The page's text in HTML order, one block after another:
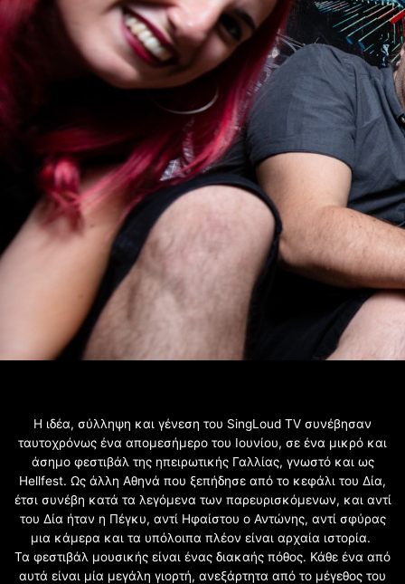
Η ιδέα, σύλληψη και γένεση του SingLoud TV συνέβησαν
ταυτοχρόνως ένα απομεσήμερο του Ιουνίου, σε ένα μικρό και
άσημο φεστιβάλ της ηπειρωτικής Γαλλίας, γνωστό και ως
Hellfest. Ως άλλη Αθηνά που ξεπήδησε από το κεφάλι του Δία,
έτσι συνέβη κατά τα λεγόμενα των παρευρισκόμενων, και αντί
του Δία ήταν η Πέγκυ, αντί Ηφαίστου ο Αντώνης, αντί σφύρας
μια κάμερα και τα υπόλοιπα πλέον είναι αρχαία ιστορία.
Τα φεστιβάλ μουσικής είναι ένας διακαής πόθος. Κάθε ένα από
αυτά είναι μία μεγάλη γιορτή, ανεξάρτητα από το μέγεθος του